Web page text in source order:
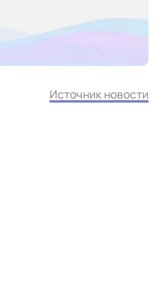
Источник новости